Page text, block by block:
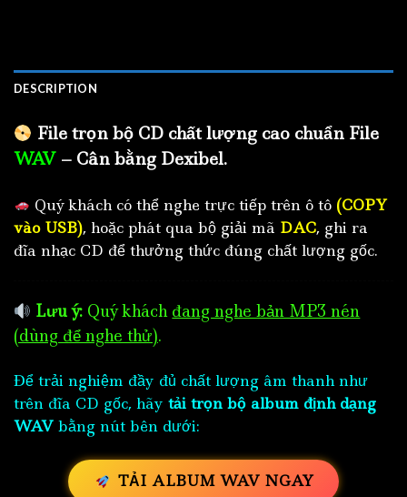
DESCRIPTION
File trọn bộ CD chất lượng cao chuẩn File
WAV – Cân bằng Dexibel.
Quý khách có thể nghe trực tiếp trên ô tô (COPY
vào USB), hoặc phát qua bộ giải mã DAC, ghi ra
đĩa nhạc CD để thưởng thức đúng chất lượng gốc.
Lưu ý: Quý khách đang nghe bản MP3 nén
(dùng để nghe thử).
Để trải nghiệm đầy đủ chất lượng âm thanh như
trên đĩa CD gốc, hãy tải trọn bộ album định dạng
WAV bằng nút bên dưới:
TẢI ALBUM WAV NGAY